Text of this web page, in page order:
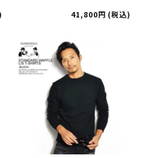
41,800
税込